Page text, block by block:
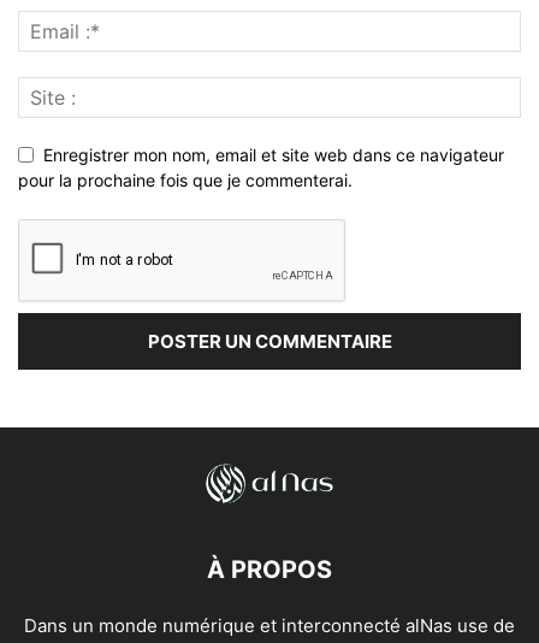
Enregistrer mon nom, email et site web dans ce navigateur
pour la prochaine fois que je commenterai.
À PROPOS
Dans un monde numérique et interconnecté alNas use de